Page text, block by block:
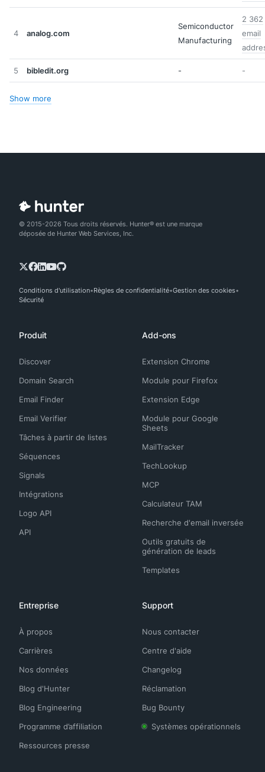
4 analog.com
Semiconductor
Manufacturing
2 362
email
5 bibledit.org - -
Show more
© 2015-2026 Tous droits réservés. Hunter® est une marque
déposée de Hunter Web Services, Inc.
Conditions d'utilisation Règles de confidentialité Gestion des cookies
Sécurité
Produit
Discover
Domain Search
Email Finder
Email Verifier
Tâches à partir de listes
Séquences
Signals
Intégrations
Logo API
API
Add-ons
Extension Chrome
Module pour Firefox
Extension Edge
Module pour Google
Sheets
MailTracker
TechLookup
MCP
Calculateur TAM
Recherche d'email inversée
Outils gratuits de
génération de leads
Templates
Entreprise
À propos
Carrières
Nos données
Blog d'Hunter
Blog Engineering
Programme d’affiliation
Ressources presse
Support
Nous contacter
Centre d'aide
Changelog
Réclamation
Bug Bounty
Systèmes opérationnels